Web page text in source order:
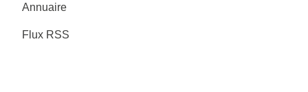
Annuaire
Flux RSS